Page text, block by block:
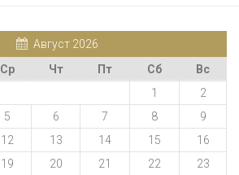
Август 2026
Ср Чт Пт Сб
Вс
1
2
5 6 7 8
9
12 13 14 15
16
19 20 21 22
23